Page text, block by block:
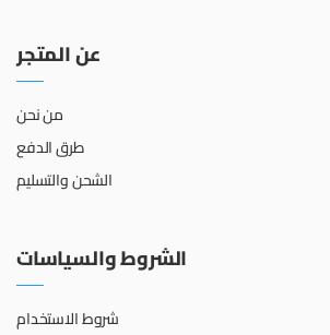
عن المتجر
من نحن
طرق الدفع
الشحن والتسليم
الشروط والسياسات
شروط الاستخدام